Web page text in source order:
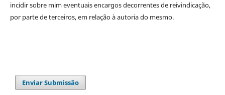
incidir sobre mim eventuais encargos decorrentes de reivindicação,
por parte de terceiros, em relação à autoria do mesmo.
Enviar Submissão